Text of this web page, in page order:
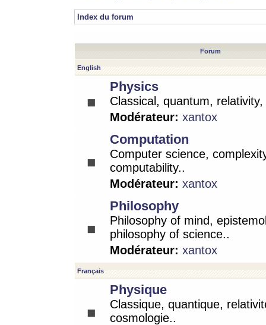
Index du forum
Forum
English
Physics
Classical, quantum,
Modérateur: xantox
Computation
Computer science,
computability..
Modérateur: xantox
Philosophy
Philosophy of mind,
philosophy of science..
Modérateur: xantox
Français
Physique
Classique, quantique,
cosmologie..